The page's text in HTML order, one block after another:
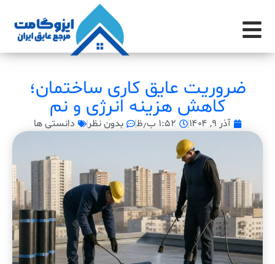
ضروریت عایق کاری ساختمان؛
کاهش هزینه انرژی و نم
آذر ۹, ۱۴۰۴ ۱:۵۲ ب٫ظ بدون نظر دانستی ها